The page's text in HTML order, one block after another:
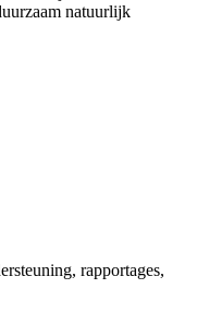
natuurlijk
rapportages,